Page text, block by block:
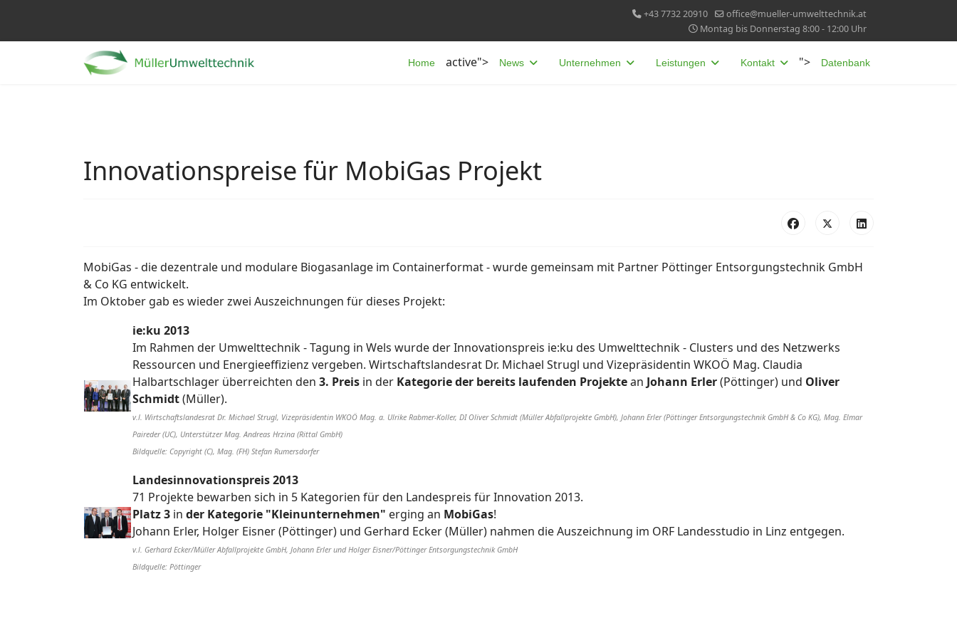
+43 7732 20910
office@mueller-umwelttechnik.at
Montag bis Donnerstag 8:00 - 12:00 Uhr
Home active"> News Unternehmen Leistungen Kontakt "> Datenbank
Innovationspreise für MobiGas Projekt
MobiGas - die dezentrale und modulare Biogasanlage im Containerformat - wurde gemeinsam mit Partner Pöttinger Entsorgungstechnik GmbH
& Co KG entwickelt.
Im Oktober gab es wieder zwei Auszeichnungen für dieses Projekt:
ie:ku 2013
Im Rahmen der Umwelttechnik - Tagung in Wels wurde der Innovationspreis ie:ku des Umwelttechnik - Clusters und des Netzwerks
Ressourcen und Energieeffizienz vergeben. Wirtschaftslandesrat Dr. Michael Strugl und Vizepräsidentin WKOÖ Mag. Claudia
Halbartschlager überreichten den 3. Preis in der Kategorie der bereits laufenden Projektean Johann Erler(Pöttinger) und Oliver
Schmidt(Müller).
v.l. Wirtschaftslandesrat Dr. Michael Strugl, Vizepräsidentin WKOÖ Mag. a. Ulrike Rabmer-Koller, DI Oliver Schmidt (Müller Abfallprojekte GmbH), Johann Erler (Pöttinger Entsorgungstechnik GmbH & Co KG), Mag. Elmar
Paireder (UC), Unterstützer Mag. Andreas Hrzina (Rittal GmbH)
Bildquelle: Copyright (C), Mag. (FH) Stefan Rumersdorfer
Landesinnovationspreis 2013
71 Projekte bewarben sich in 5 Kategorien für den Landespreis für Innovation 2013.
Platz 3 in der Kategorie "Kleinunternehmen" erging an MobiGas!
Johann Erler, Holger Eisner (Pöttinger) und Gerhard Ecker (Müller) nahmen die Auszeichnung im ORF Landesstudio in Linz entgegen.
v.l. Gerhard Ecker/Müller Abfallprojekte GmbH, Johann Erler und Holger Eisner/Pöttinger Entsorgungstechnik GmbH
Bildquelle: Pöttinger